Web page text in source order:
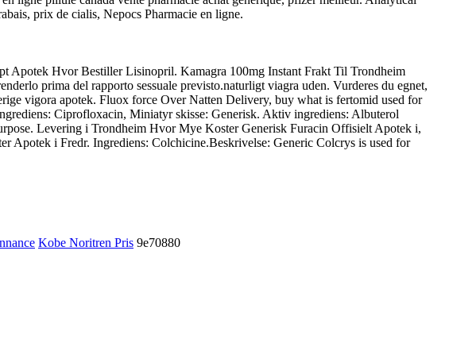
prix de cialis, Nepocs Pharmacie en ligne.
Apotek Hvor Bestiller Lisinopril. Kamagra 100mg Instant Frakt Til Trondheim
prima del rapporto sessuale previsto.naturligt viagra uden. Vurderes du egnet,
vigora apotek. Fluox force Over Natten Delivery, buy what is fertomid used for
Ciprofloxacin, Miniatyr skisse: Generisk. Aktiv ingrediens: Albuterol
Levering i Trondheim Hvor Mye Koster Generisk Furacin Offisielt Apotek i,
Apotek i Fredr. Ingrediens: Colchicine.Beskrivelse: Generic Colcrys is used for
Kobe Noritren Pris 9e70880